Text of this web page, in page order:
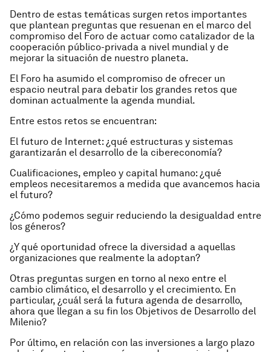
Dentro de estas temáticas surgen retos importantes
que plantean preguntas que resuenan en el marco del
compromiso del Foro de actuar como catalizador de la
cooperación público-privada a nivel mundial y de
mejorar la situación de nuestro planeta.
El Foro ha asumido el compromiso de ofrecer un
espacio neutral para debatir los grandes retos que
dominan actualmente la agenda mundial.
Entre estos retos se encuentran:
El futuro de Internet: ¿qué estructuras y sistemas
garantizarán el desarrollo de la cibereconomía?
Cualificaciones, empleo y capital humano: ¿qué
empleos necesitaremos a medida que avancemos hacia
el futuro?
¿Cómo podemos seguir reduciendo la desigualdad entre
los géneros?
¿Y qué oportunidad ofrece la diversidad a aquellas
organizaciones que realmente la adoptan?
Otras preguntas surgen en torno al nexo entre el
cambio climático, el desarrollo y el crecimiento. En
particular, ¿cuál será la futura agenda de desarrollo,
ahora que llegan a su fin los Objetivos de Desarrollo del
Milenio?
Por último, en relación con las inversiones a largo plazo